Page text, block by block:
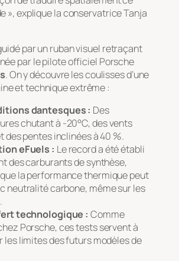
», explique la conservatrice Tanja
par un ruban visuel retraçant
par le pilote officiel Porsche
. On y découvre les coulisses d’une
et technique extrême :
dantesques : Des
chutant à -20°C, des vents
des pentes inclinées à 40 %.
eFuels : Le record a été établi
des carburants de synthèse,
la performance thermique peut
neutralité carbone, même sur les
technologique : Comme
Porsche, ces tests servent à
les limites des futurs modèles de